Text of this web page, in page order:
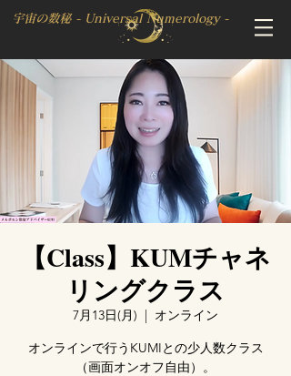
宇宙の数秘 - Universal Numerology -
【Class】KUMチャネ
リングクラス
7月13日(月)
  |
オンライン
オンラインで行うKUMIとの少人数クラス
（画面オンオフ自由）。